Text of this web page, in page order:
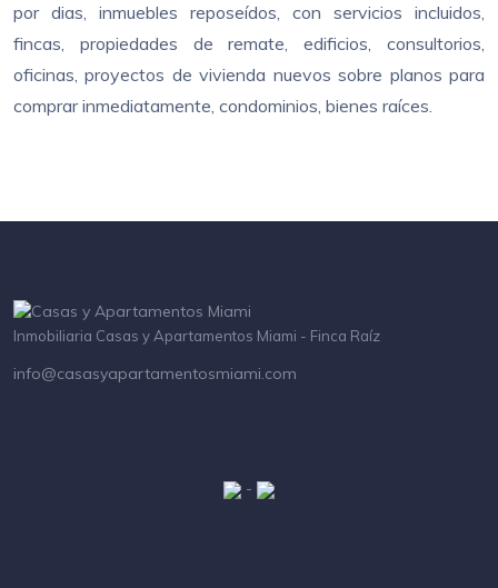
por dias, inmuebles reposeídos, con servicios incluidos,
fincas, propiedades de remate, edificios, consultorios,
oficinas, proyectos de vivienda nuevos sobre planos para
comprar inmediatamente, condominios, bienes raíces.
Inmobiliaria Casas y Apartamentos Miami - Finca Raíz
info@casasyapartamentosmiami.com
-